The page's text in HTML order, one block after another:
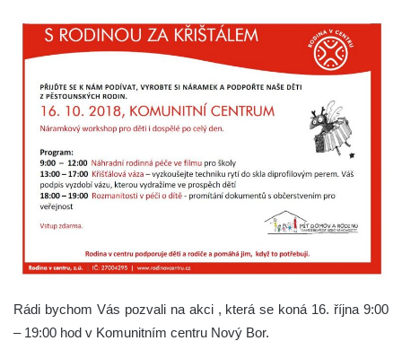
Rádi bychom Vás pozvali na akci , která se koná 16. října 9:00
– 19:00 hod v Komunitním centru Nový Bor.